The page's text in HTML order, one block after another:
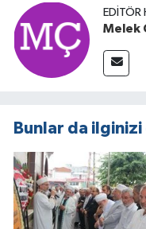
EDITÖR
Melek
Bunlar da